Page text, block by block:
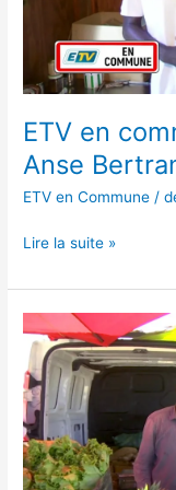
ETV en
Anse
ETV en Commune /
Bertrand
Lire la suite »
ETV
en
commune,
une
explosion
de
saveurs